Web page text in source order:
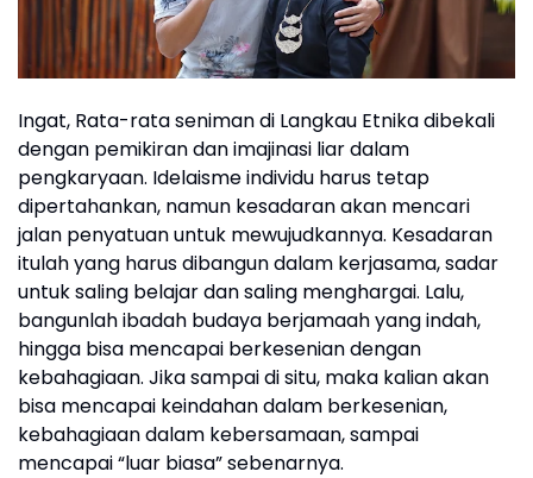
Ingat, Rata-rata seniman di Langkau Etnika dibekali
dengan pemikiran dan imajinasi liar dalam
pengkaryaan. Idelaisme individu harus tetap
dipertahankan, namun kesadaran akan mencari
jalan penyatuan untuk mewujudkannya. Kesadaran
itulah yang harus dibangun dalam kerjasama, sadar
untuk saling belajar dan saling menghargai. Lalu,
bangunlah ibadah budaya berjamaah yang indah,
hingga bisa mencapai berkesenian dengan
kebahagiaan. Jika sampai di situ, maka kalian akan
bisa mencapai keindahan dalam berkesenian,
kebahagiaan dalam kebersamaan, sampai
mencapai “luar biasa” sebenarnya.